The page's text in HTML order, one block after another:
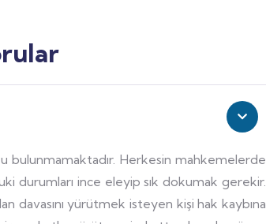
bulunmamaktadır. Herkesin mahkemelerde
durumları ince eleyip sık dokumak gerekir.
yürütmek isteyen kişi hak kaybına